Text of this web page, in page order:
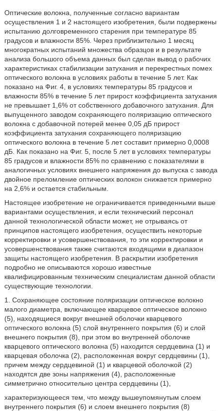
Оптические волокна, полученные согласно вариантам
осуществления 1 и 2 настоящего изобретения, были подвержены
испытанию долговременного старения при температуре 85
градусов и влажности 85%. Через приблизительно 1 месяц
многократных испытаний множества образцов и в результате
анализа большого объема данных был сделан вывод о рабочих
характеристиках стабилизации затухания и перекрестных помех
оптического волокна в условиях работы в течение 5 лет. Как
показано на Фиг. 4, в условиях температуры 85 градусов и
влажности 85% в течение 5 лет прирост коэффициента затухания
не превышает 1,6% от собственного добавочного затухания. Для
выпущенного заводом сохраняющего поляризацию оптического
волокна с добавочной потерей менее 0,05 дБ прирост
коэффициента затухания сохраняющего поляризацию
оптического волокна в течение 5 лет составит примерно 0,0008
дБ. Как показано на Фиг. 5, после 5 лет в условиях температуры
85 градусов и влажности 85% по сравнению с показателями в
аналогичных условиях внешнего напряжения до выпуска с завода
двойное преломление оптических волокон снижается примерно
на 2,6% и остается стабильным.
Настоящее изобретение не ограничивается приведенными выше
вариантами осуществления, и если технический персонал
данной технологической области может, не отрываясь от
принципов настоящего изобретения, осуществить некоторые
корректировки и усовершенствования, то эти корректировки и
усовершенствования также считаются входящими в диапазон
защиты настоящего изобретения. В раскрытии изобретения
подробно не описываются хорошо известные
квалифицированным техническим специалистам данной области
существующие технологии.
1. Сохраняющее состояние поляризации оптическое волокно
малого диаметра, включающее кварцевое оптическое волокно
(5), находящиеся вокруг внешней оболочки кварцевого
оптического волокна (5) слой внутреннего покрытия (6) и слой
внешнего покрытия (8), при этом во внутренней оболочке
кварцевого оптического волокна (5) находится сердцевина (1) и
кварцевая оболочка (2), расположенная вокруг сердцевины (1),
причем между сердцевиной (1) и кварцевой оболочкой (2)
находятся две зоны напряжения (4), расположенные
симметрично относительно центра сердцевины (1),
характеризующееся тем, что между вышеупомянутым слоем
внутреннего покрытия (6) и слоем внешнего покрытия (8)